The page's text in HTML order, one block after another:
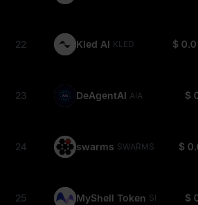
22 Kled AI KLED $
23 DeAgentAI AIA $
24 swarms SWARMS $
25 MyShell Token SHELL $